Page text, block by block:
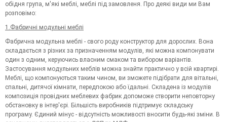
обідня група, м'які меблі, меблі під замовленя. Про деякі види ми Вам
розповімо:
1.Фабричні модульні меблі
Фабрична модульна меблі - свого роду конструктор для дорослих. Вона
складається з різних за призначенням модулів, які можна компонувати
один з одним, керуючись власним смаком та вибором варіантів.
Застосування модульних меблів можна знайти практично у всій квартирі.
Меблі, що компонуються таким чином, ви зможете підібрати для вітальні,
спальні, дитячої кімнати, передпокою або їдальні. Складена із модулів
композиція провідних меблевих фабрик допоможе створити неповторну
обстановку в інтер'єрі. Більшість виробників підтримує складську
програму. Єдиний мінус - відсутність можливості вносити будь-які зміни. В